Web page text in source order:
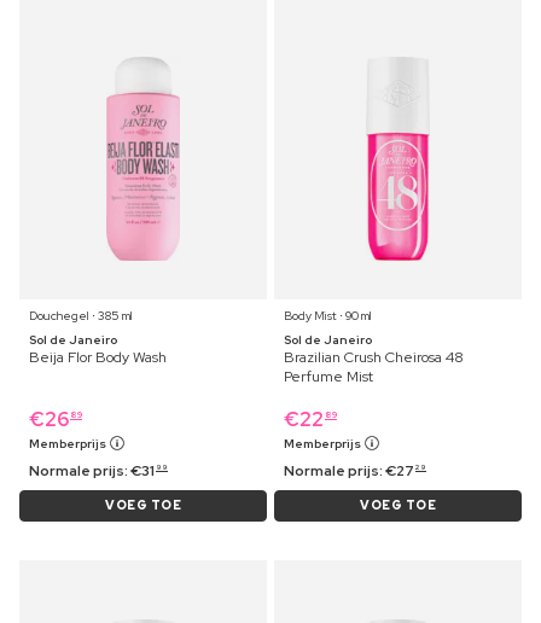
Douchegel ⋅ 385 ml
Sol de Janeiro
Beija Flor Body Wash
€26 89
Memberprijs
Normale prijs:€31 99
VOEG TOE
Body Mist ⋅ 90 ml
Sol de Janeiro
Brazilian Crush Cheirosa 48
Perfume Mist
€22 89
Memberprijs
Normale prijs:€27 29
VOEG TOE